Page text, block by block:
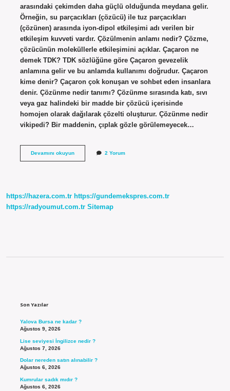
arasındaki çekimden daha güçlü olduğunda meydana gelir.
Örneğin, su parçacıkları (çözücü) ile tuz parçacıkları
(çözünen) arasında iyon-dipol etkileşimi adı verilen bir
etkileşim kuvveti vardır. Çözülmenin anlamı nedir? Çözme,
çözücünün moleküllerle etkileşimini açıklar. Çaçaron ne
demek TDK? TDK sözlüğüne göre Çaçaron gevezelik
anlamına gelir ve bu anlamda kullanımı doğrudur. Çaçaron
kime denir? Çaçaron çok konuşan ve sohbet eden insanlara
denir. Çözünme nedir tanımı? Çözünme sırasında katı, sıvı
veya gaz halindeki bir madde bir çözücü içerisinde
homojen olarak dağılarak çözelti oluşturur. Çözünme nedir
vikipedi? Bir maddenin, çıplak gözle görülemeyecek…
Devamını okuyunÇözünme
2 Yorum
https://hazera.com.tr https://gundemekspres.com.tr
https://radyoumut.com.tr Sitemap
Son Yazılar
Yalova Bursa ne kadar ?
Ağustos 9, 2026
Lise seviyesi İngilizce nedir ?
Ağustos 7, 2026
Dolar nereden satın alınabilir ?
Ağustos 6, 2026
Kumrular sadık mıdır ?
Ağustos 6, 2026